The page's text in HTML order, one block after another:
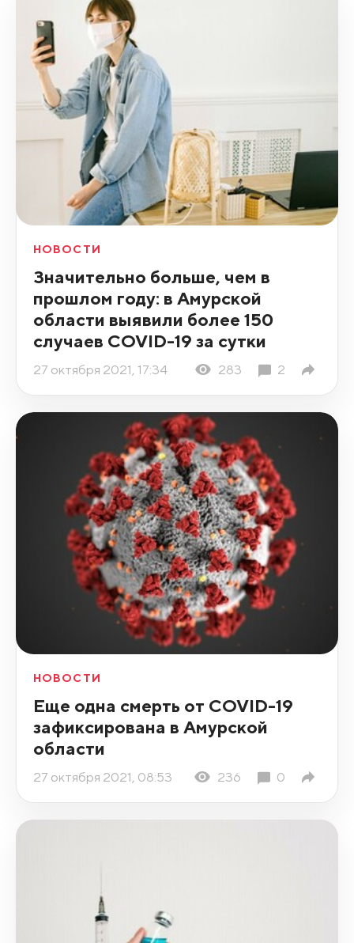
НОВОСТИ
Значительно больше, чем в
прошлом году: в Амурской
области выявили более 150
случаев COVID-19 за сутки
27 октября 2021, 17:34 283 2
НОВОСТИ
Еще одна смерть от COVID-19
зафиксирована в Амурской
области
27 октября 2021, 08:53 236 0